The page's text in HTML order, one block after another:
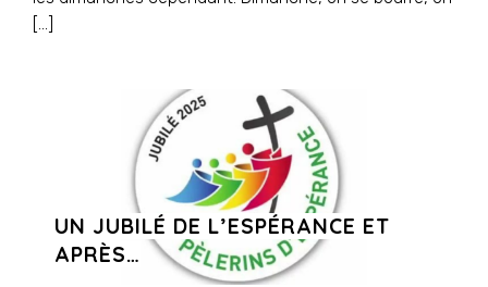
[…]
UN JUBILÉ DE L’ESPÉRANCE ET
APRÈS…